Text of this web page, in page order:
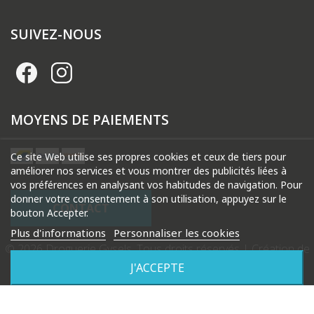
Ce site Web utilise ses propres cookies et ceux de tiers pour
améliorer nos services et vous montrer des publicités liées à
vos préférences en analysant vos habitudes de navigation. Pour
donner votre consentement à son utilisation, appuyez sur le
bouton Accepter.
Plus d'informations Personnaliser les cookies
J'ACCEPTE
SUIVEZ-NOUS
MOYENS DE PAIEMENTS
CONTACT
© 2026 Droguerie Gysels. Tous droits réservés |Création de
site internet Produweb™